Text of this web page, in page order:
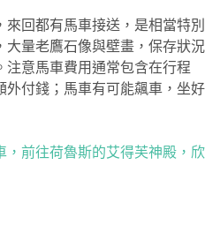
回都有馬車接送，是相當特別
大量老鷹石像與壁畫，保存狀況
意馬車費用通常包含在行程
外付錢；馬車有可能飆車，坐好
，前往荷魯斯的艾得芙神殿，欣